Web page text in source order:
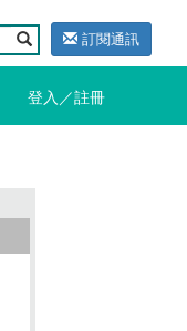
訂閱通訊
登入／註冊